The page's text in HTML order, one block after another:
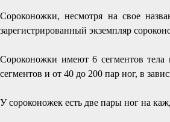
Сороконожки, несмотря на свое
зарегистрированный экземпляр
Сороконожки имеют 6 сегментов
сегментов и от 40 до 200 пар ног, в
У сороконожек есть две пары ног на